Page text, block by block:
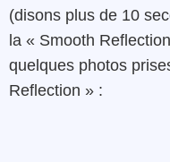
(disons plus de 10
la « Smooth
quelques photos
Reflection » :